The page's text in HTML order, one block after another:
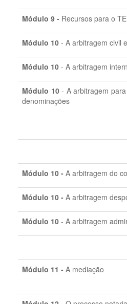
Módulo 9 - Recursos para o
Módulo 10 - A arbitragem civil
Módulo 10 - A arbitragem
Módulo 10- A arbitragem
denominações
Módulo 10 - A arbitragem do
Módulo 10 - A arbitragem
Módulo 10 - A arbitragem
Módulo 11 - A mediação